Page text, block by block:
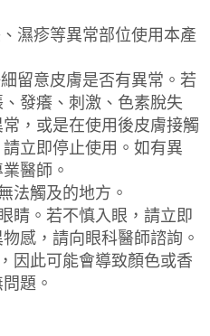
濕疹等異常部位使用本產
留意皮膚是否有異常。若
發癢、刺激、色素脫失
常，或是在使用後皮膚接觸
立即停止使用。如有異
醫師。
法觸及的地方。
睛。若不慎入眼，請立即
感，請向眼科醫師諮詢。
因此可能會導致顏色或香
題。